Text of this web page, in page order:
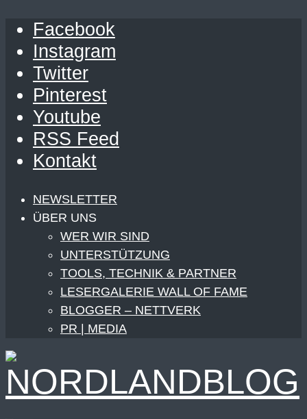
Facebook
Instagram
Twitter
Pinterest
Youtube
RSS Feed
Kontakt
NEWSLETTER
ÜBER UNS
WER WIR SIND
UNTERSTÜTZUNG
TOOLS, TECHNIK & PARTNER
LESERGALERIE WALL OF FAME
BLOGGER – NETTVERK
PR | MEDIA